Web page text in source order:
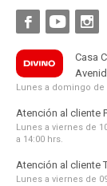
  
Casa
Lunes a domingo de
Atención al cliente
Lunes a viernes de
a 14:00 hrs.
Atención al cliente
Lunes a viernes de